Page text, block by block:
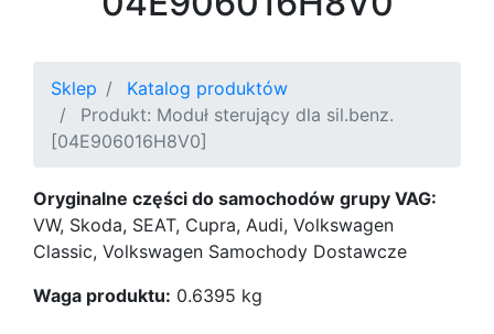
Sklep
Katalog produktów
Produkt: Moduł sterujący dla sil.benz.
[04E906016H8V0]
Oryginalne części do samochodów grupy VAG:
VW, Skoda, SEAT, Cupra, Audi, Volkswagen
Classic, Volkswagen Samochody Dostawcze
Waga produktu: 0.6395 kg